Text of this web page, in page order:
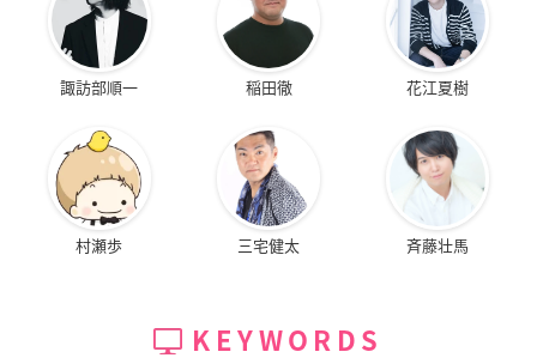
諏訪部順一 稲田徹 花江夏樹
村瀬歩 三宅健太 斉藤壮馬
KEYWORDS